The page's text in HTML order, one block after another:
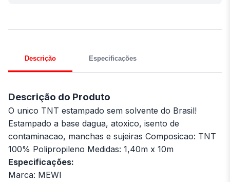
Descrição Especificações
Descrição do Produto
O unico TNT estampado sem solvente do Brasil!
Estampado a base dagua, atoxico, isento de
contaminacao, manchas e sujeiras Composicao: TNT
100% Polipropileno Medidas: 1,40m x 10m
Especificações:
Marca: MEWI